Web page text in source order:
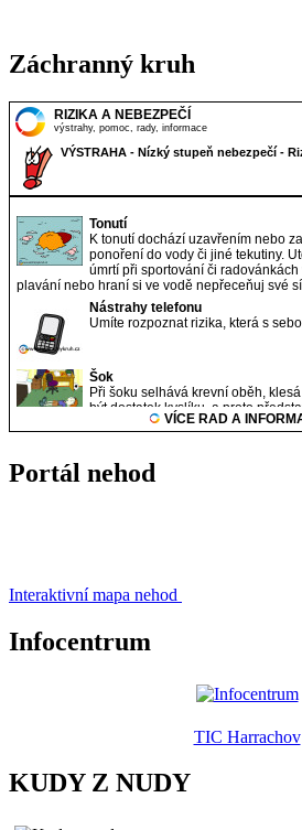
Záchranný kruh
Portál nehod
Interaktivní mapa nehod
Infocentrum
TIC Harrachov
KUDY Z NUDY